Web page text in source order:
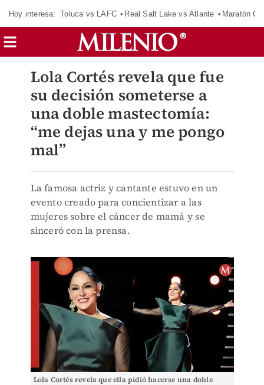
Hoy interesa: Toluca vs LAFC Real Salt Lake vs Atlante Maratón
Lola Cortés revela que fue
su decisión someterse a
una doble mastectomía:
“me dejas una y me pongo
mal”
La famosa actriz y cantante estuvo en un
evento creado para concientizar a las
mujeres sobre el cáncer de mamá y se
sinceró con la prensa.
Lola Cortés revela que ella pidió hacerse una doble